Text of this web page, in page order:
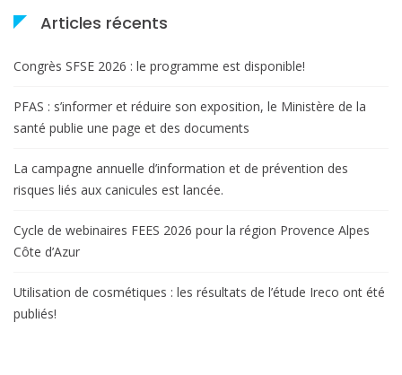
Articles récents
Congrès SFSE 2026 : le programme est disponible!
PFAS : s’informer et réduire son exposition, le Ministère de la
santé publie une page et des documents
La campagne annuelle d’information et de prévention des
risques liés aux canicules est lancée.
Cycle de webinaires FEES 2026 pour la région Provence Alpes
Côte d’Azur
Utilisation de cosmétiques : les résultats de l’étude Ireco ont été
publiés!